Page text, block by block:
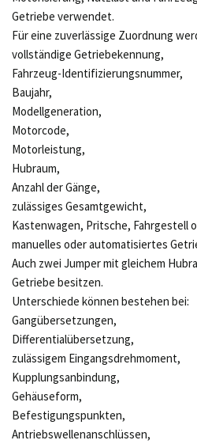
Getriebe verwendet.
Für eine zuverlässige Zuordnung
vollständige Getriebekennung,
Fahrzeug-Identifizierungsnummer,
Baujahr,
Modellgeneration,
Motorcode,
Motorleistung,
Hubraum,
Anzahl der Gänge,
zulässiges Gesamtgewicht,
Kastenwagen, Pritsche, Fahrgestell
manuelles oder automatisiertes
Auch zwei Jumper mit gleichem
Getriebe besitzen.
Unterschiede können bestehen bei:
Gangübersetzungen,
Differentialübersetzung,
zulässigem Eingangsdrehmoment,
Kupplungsanbindung,
Gehäuseform,
Befestigungspunkten,
Antriebswellenanschlüssen,